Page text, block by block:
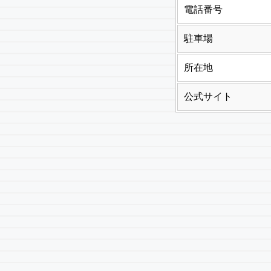
電話番号
駐車場
所在地
公式サイト